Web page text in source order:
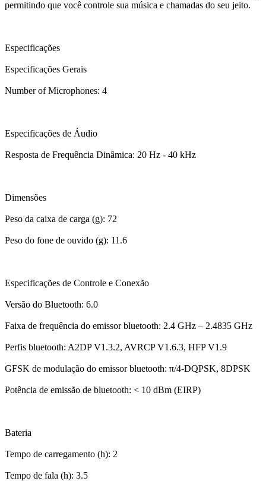
permitindo que você controle sua música e chamadas do seu jeito.
Especificações
Especificações Gerais
Number of Microphones: 4
Especificações de Áudio
Resposta de Frequência Dinâmica: 20 Hz - 40 kHz
Dimensões
Peso da caixa de carga (g): 72
Peso do fone de ouvido (g): 11.6
Especificações de Controle e Conexão
Versão do Bluetooth: 6.0
Faixa de frequência do emissor bluetooth: 2.4 GHz – 2.4835 GHz
Perfis bluetooth: A2DP V1.3.2, AVRCP V1.6.3, HFP V1.9
GFSK de modulação do emissor bluetooth: π/4-DQPSK, 8DPSK
Potência de emissão de bluetooth: < 10 dBm (EIRP)
Bateria
Tempo de carregamento (h): 2
Tempo de fala (h): 3.5